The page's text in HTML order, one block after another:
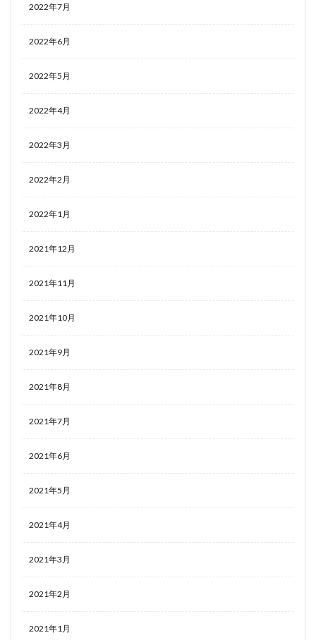
2022年7月
2022年6月
2022年5月
2022年4月
2022年3月
2022年2月
2022年1月
2021年12月
2021年11月
2021年10月
2021年9月
2021年8月
2021年7月
2021年6月
2021年5月
2021年4月
2021年3月
2021年2月
2021年1月